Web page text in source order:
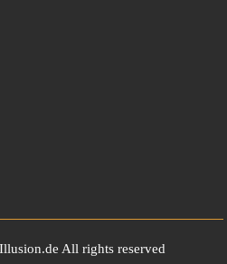
All rights reserved